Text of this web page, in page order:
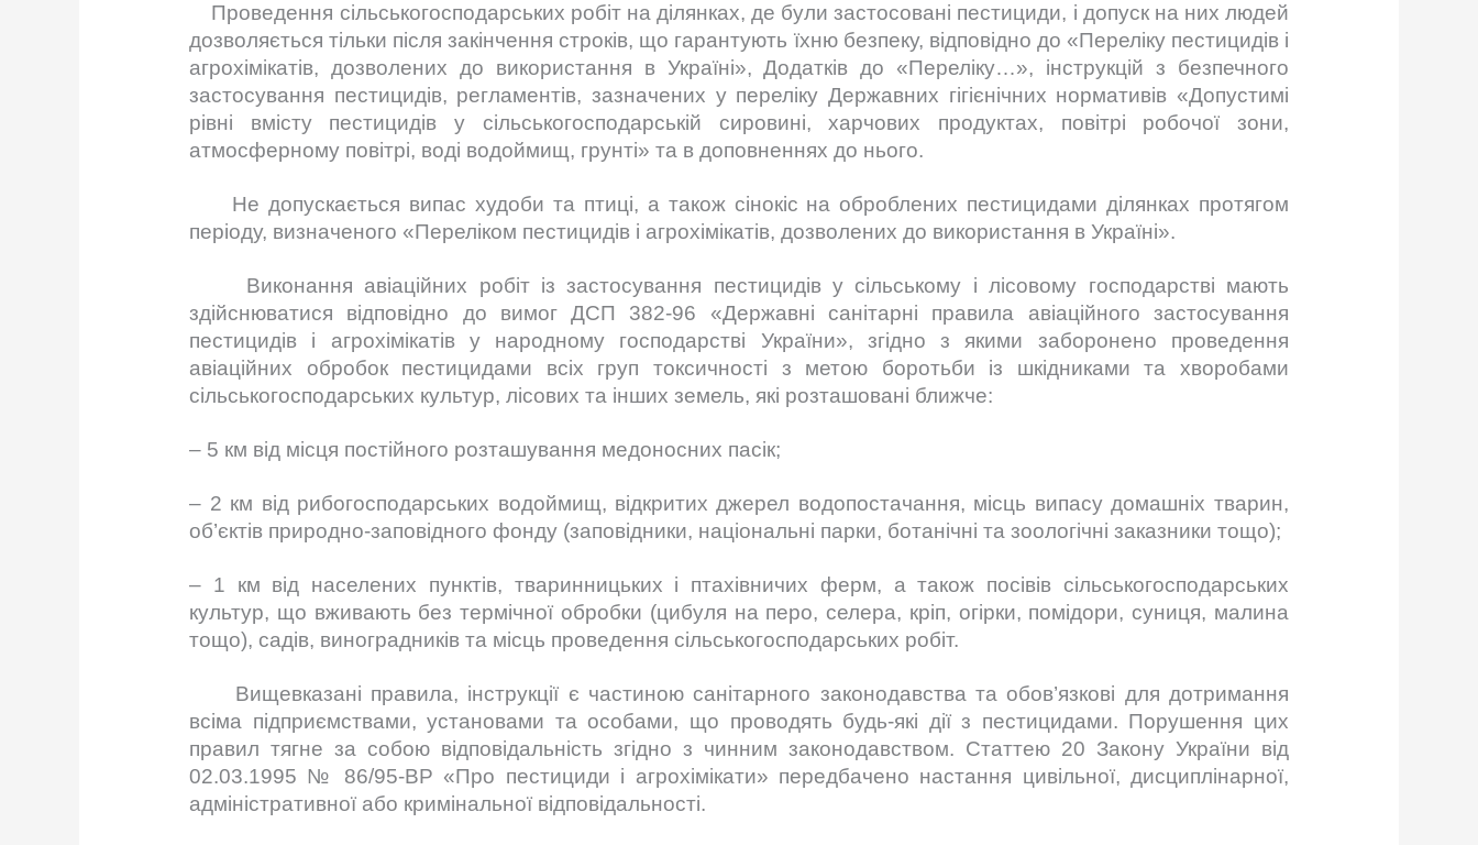
Проведення сільськогосподарських робіт на ділянках, де були застосовані пестициди, і допуск на них людей
дозволяється тільки після закінчення строків, що гарантують їхню безпеку, відповідно до «Переліку пестицидів і
агрохімікатів, дозволених до використання в Україні», Додатків до «Переліку…», інструкцій з безпечного
застосування пестицидів, регламентів, зазначених у переліку Державних гігієнічних нормативів «Допустимі
рівні вмісту пестицидів у сільськогосподарській сировині, харчових продуктах, повітрі робочої зони,
атмосферному повітрі, воді водоймищ, грунті» та в доповненнях до нього.
Не допускається випас худоби та птиці, а також сінокіс на оброблених пестицидами ділянках протягом
періоду, визначеного «Переліком пестицидів і агрохімікатів, дозволених до використання в Україні».
Виконання авіаційних робіт із застосування пестицидів у сільському і лісовому господарстві мають
здійснюватися відповідно до вимог ДСП 382-96 «Державні санітарні правила авіаційного застосування
пестицидів і агрохімікатів у народному господарстві України», згідно з якими заборонено проведення
авіаційних обробок пестицидами всіх груп токсичності з метою боротьби із шкідниками та хворобами
сільськогосподарських культур, лісових та інших земель, які розташовані ближче:
– 5 км від місця постійного розташування медоносних пасік;
– 2 км від рибогосподарських водоймищ, відкритих джерел водопостачання, місць випасу домашніх тварин,
об’єктів природно-заповідного фонду (заповідники, національні парки, ботанічні та зоологічні заказники тощо);
– 1 км від населених пунктів, тваринницьких і птахівничих ферм, а також посівів сільськогосподарських
культур, що вживають без термічної обробки (цибуля на перо, селера, кріп, огірки, помідори, суниця, малина
тощо), садів, виноградників та місць проведення сільськогосподарських робіт.
Вищевказані правила, інструкції є частиною санітарного законодавства та обов’язкові для дотримання
всіма підприємствами, установами та особами, що проводять будь-які дії з пестицидами. Порушення цих
правил тягне за собою відповідальність згідно з чинним законодавством. Статтею 20 Закону України від
02.03.1995 № 86/95-ВР «Про пестициди і агрохімікати» передбачено настання цивільної, дисциплінарної,
адміністративної або кримінальної відповідальності.